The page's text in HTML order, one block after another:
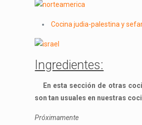
Cocina judia-palestina y
Ingredientes:
En esta sección de otras
son tan usuales en nuestras
Próximamente